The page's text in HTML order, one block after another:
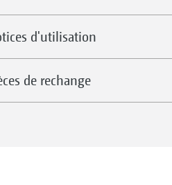
d'utilisation
de rechange